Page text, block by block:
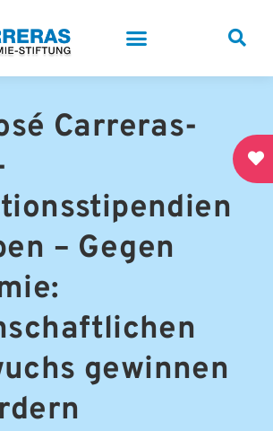
Carreras-
– Gegen
gewinnen